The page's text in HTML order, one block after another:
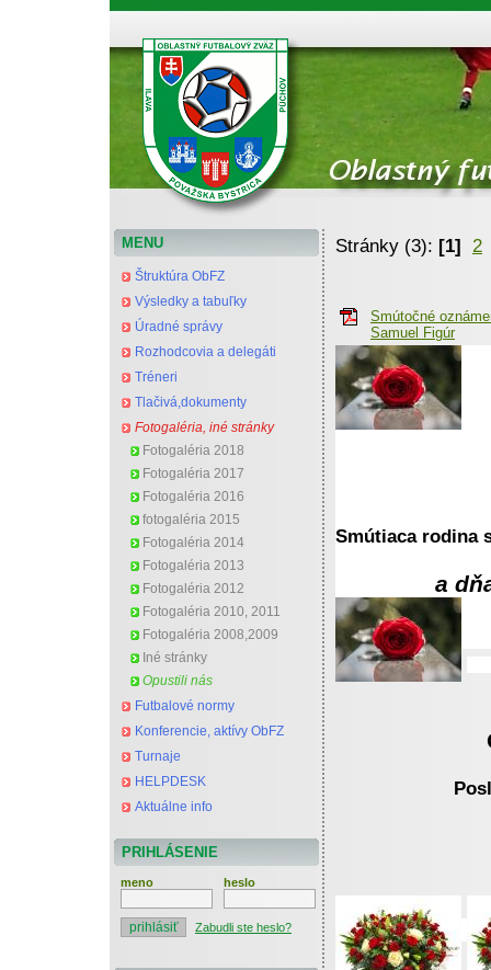
MENU
Štruktúra ObFZ
Výsledky a tabuľky
Úradné správy
Rozhodcovia a delegáti
Tréneri
Tlačivá,dokumenty
Fotogaléria, iné stránky
Fotogaléria 2018
Fotogaléria 2017
Fotogaléria 2016
fotogaléria 2015
Fotogaléria 2014
Fotogaléria 2013
Fotogaléria 2012
Fotogaléria 2010, 2011
Fotogaléria 2008,2009
Iné stránky
Opustili nás
Futbalové normy
Konferencie, aktívy ObFZ
Turnaje
HELPDESK
Aktuálne info
PRIHLÁSENIE
meno heslo
Zabudli ste heslo?
Stránky (3): [1] 2
Smútočné
Samuel Figúr
Smútiaca rodina
a